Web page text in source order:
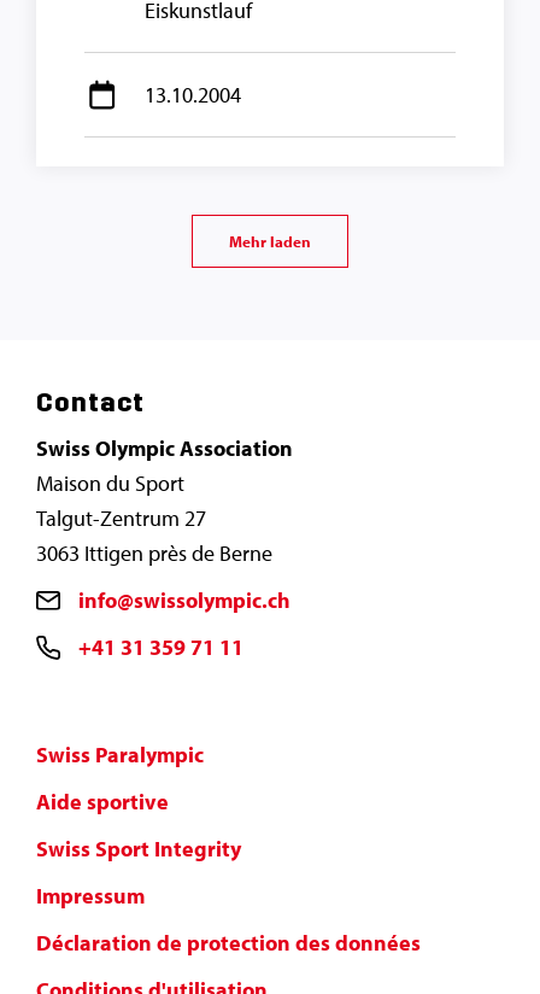
Eiskunstlauf
13.10.2004
Mehr laden
Contact
Swiss Olympic Association
Maison du Sport
Talgut-Zentrum 27
3063 Ittigen près de Berne
info@swissolympic.ch
+41 31 359 71 11
Swiss Paralympic
Aide sportive
Swiss Sport Integrity
Impressum
Déclaration de protection des données